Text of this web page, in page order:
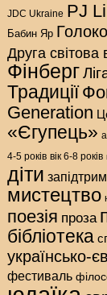
JDC Ukraine PJ
Бабин Яр
Друга світова
Фінберг
Традиції
Generation
«Єгупець»
4-5 років вік 6-8 років
діти
мистецтво
поезія проза
бібліотека
українсько-
фестиваль